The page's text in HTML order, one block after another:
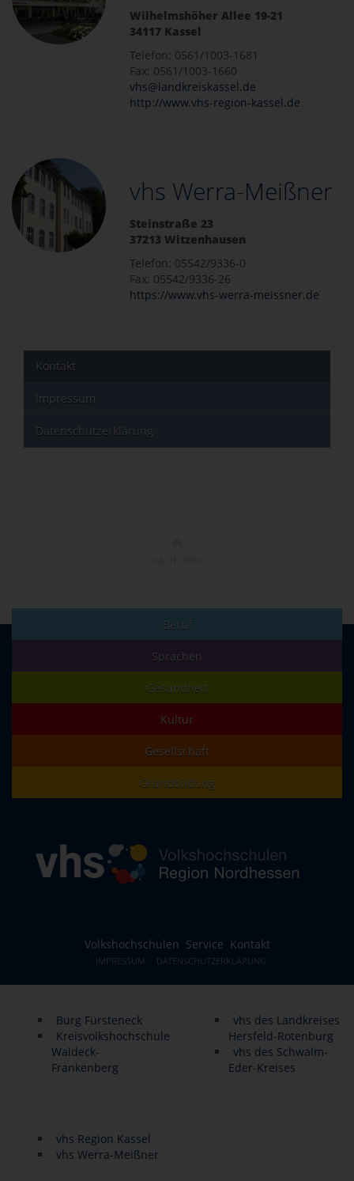
Wilhelmshöher Allee 19-21
34117 Kassel
Telefon: 0561/1003-1681
Fax: 0561/1003-1660
vhs@landkreiskassel.de
http://www.vhs-region-kassel.de
vhs Werra-Meißner
Steinstraße 23
37213 Witzenhausen
Telefon: 05542/9336-0
Fax: 05542/9336-26
https://www.vhs-werra-meissner.de
Kontakt
Impressum
Datenschutzerklärung
Beruf
Sprachen
Gesundheit
Kultur
Gesellschaft
Grundbildung
Volkshochschulen Service Kontakt
IMPRESSUM DATENSCHUTZERKLÄRUNG
Burg Fürsteneck
Kreisvolkshochschule
Waldeck-
Frankenberg
vhs des Landkreises
Hersfeld-Rotenburg
vhs des Schwalm-
Eder-Kreises
vhs Region Kassel
vhs Werra-Meißner